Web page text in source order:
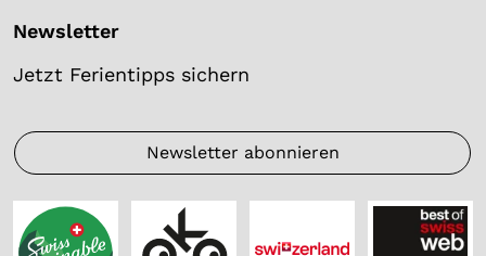
Newsletter
Jetzt Ferientipps sichern
Newsletter abonnieren